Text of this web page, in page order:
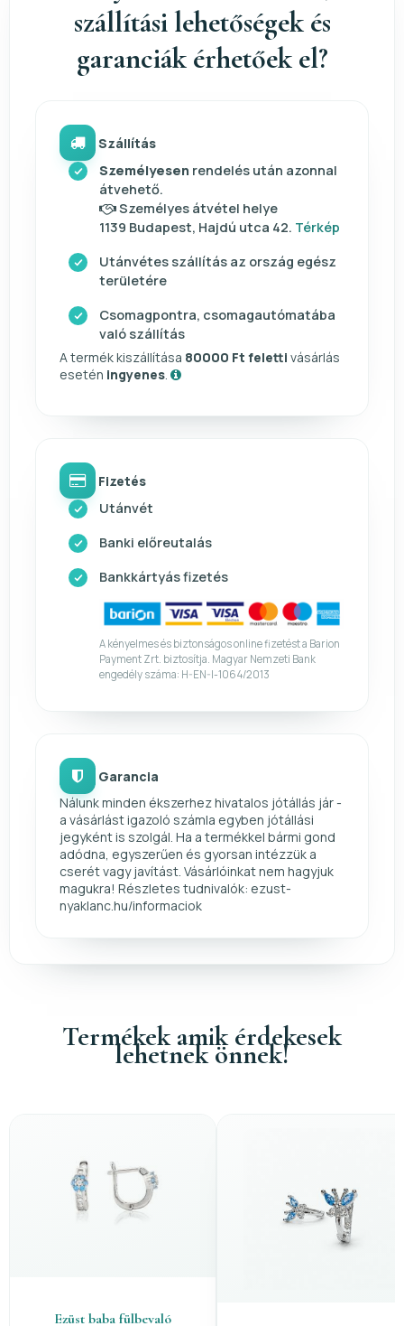
szállítási lehetőségek és
garanciák érhetőek el?
Szállítás
Személyesen rendelés után azonnal
átvehető.
Személyes átvétel helye
1139 Budapest, Hajdú utca 42. Térkép
Utánvétes szállítás az ország egész
területére
Csomagpontra, csomagautómatába
való szállítás
A termék kiszállítása 80000 Ft feletti vásárlás
esetén ingyenes
Fizetés
Utánvét
Banki előreutalás
Bankkártyás fizetés
A kényelmes és biztonságos online fizetést a Barion
Payment Zrt. biztosítja. Magyar Nemzeti Bank
engedély száma: H-EN-I-1064/2013
Garancia
Nálunk minden ékszerhez hivatalos jótállás jár -
a vásárlást igazoló számla egyben jótállási
jegyként is szolgál. Ha a termékkel bármi gond
adódna, egyszerűen és gyorsan intézzük a
cserét vagy javítást. Vásárlóinkat nem hagyjuk
magukra! Részletes tudnivalók: ezust-
nyaklanc.hu/informaciok
Termékek amik érdekesek
lehetnek önnek!
Ezüst baba fülbevaló